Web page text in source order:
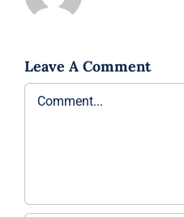
Leave A Comment
Comment